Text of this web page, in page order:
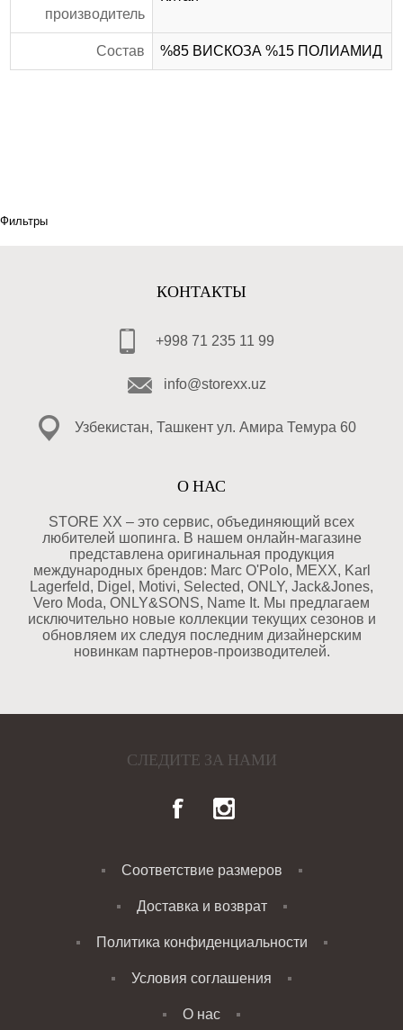
производитель
Состав %85 ВИСКОЗА %15 ПОЛИАМИД
Фильтры
КОНТАКТЫ
+998 71 235 11 99
info@storexx.uz
Узбекистан, Ташкент ул. Амира Темура 60
О НАС
STORE XX – это сервис, объединяющий всех
любителей шопинга. В нашем онлайн-магазине
представлена оригинальная продукция
международных брендов: Marc O'Polo, MEXX, Karl
Lagerfeld, Digel, Motivi, Selected, ONLY, Jack&Jones,
Vero Moda, ONLY&SONS, Name It. Мы предлагаем
исключительно новые коллекции текущих сезонов и
обновляем их следуя последним дизайнерским
новинкам партнеров-производителей.
СЛЕДИТЕ ЗА НАМИ
Соответствие размеров
Доставка и возврат
Политика конфиденциальности
Условия соглашения
О нас